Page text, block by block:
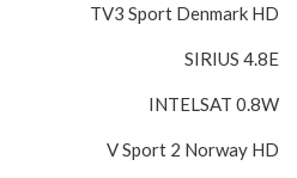
TV3 Sport Denmark HD
SIRIUS 4.8E
INTELSAT 0.8W
V Sport 2 Norway HD